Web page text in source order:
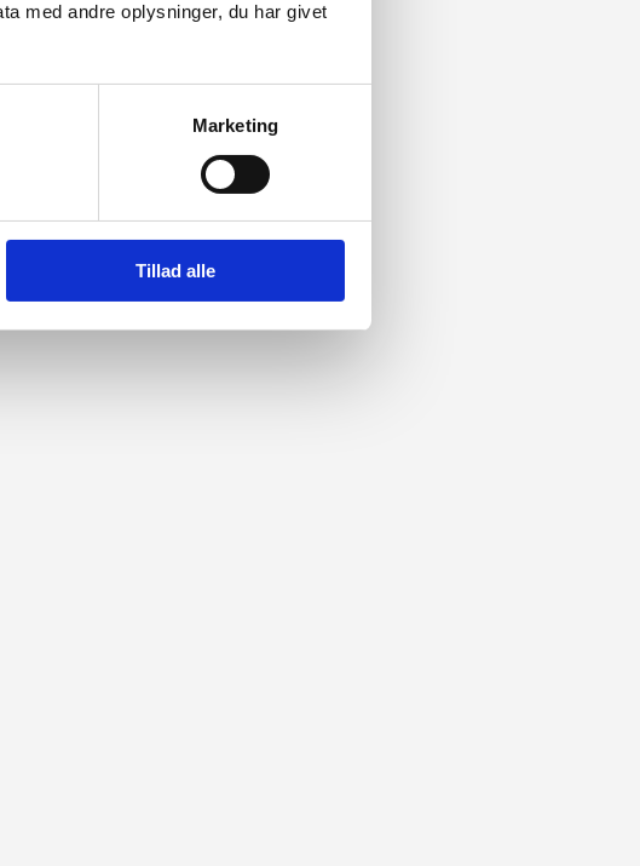
med andre oplysninger, du har givet
Marketing
Tillad alle